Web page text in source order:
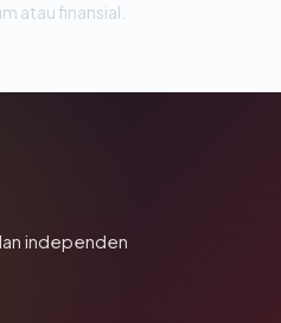
atau finansial.
independen